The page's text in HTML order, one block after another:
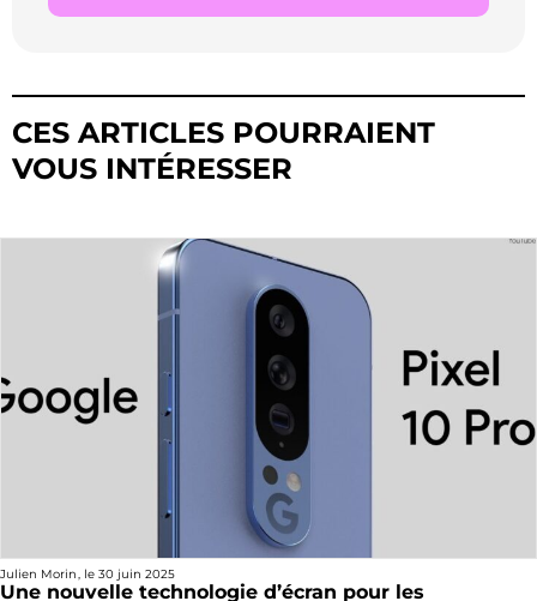
CES ARTICLES POURRAIENT
VOUS INTÉRESSER
Julien Morin, le 30 juin 2025
Une nouvelle technologie d’écran pour les